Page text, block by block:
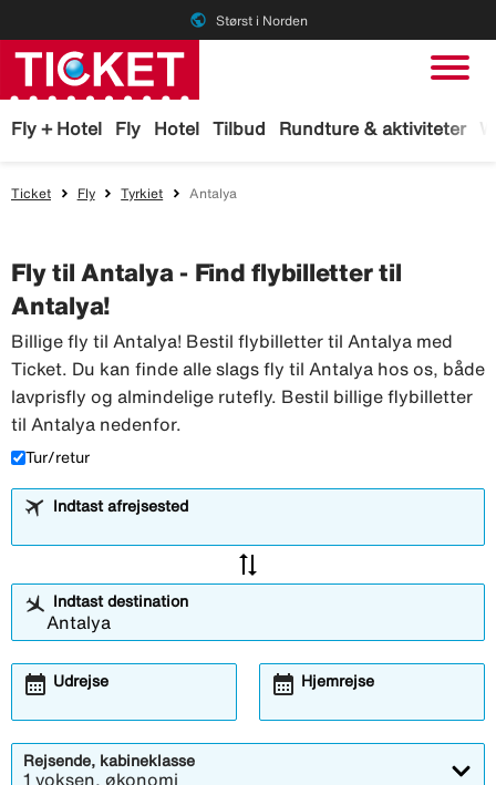
public Størst i Norden
Fly + Hotel Fly Hotel Tilbud Rundture & aktiviteter
Ticket Fly Tyrkiet Antalya
Fly til Antalya - Find flybilletter til
Antalya!
Billige fly til Antalya! Bestil flybilletter til Antalya med
Ticket. Du kan finde alle slags fly til Antalya hos os, både
lavprisfly og almindelige rutefly. Bestil billige flybilletter
til Antalya nedenfor.
Tur/retur
Indtast afrejsested
sync_alt
Indtast destination
Udrejse
calendar_month Hjemrejse
calendar_month
Rejsende, kabineklasse
1 voksen, økonomi